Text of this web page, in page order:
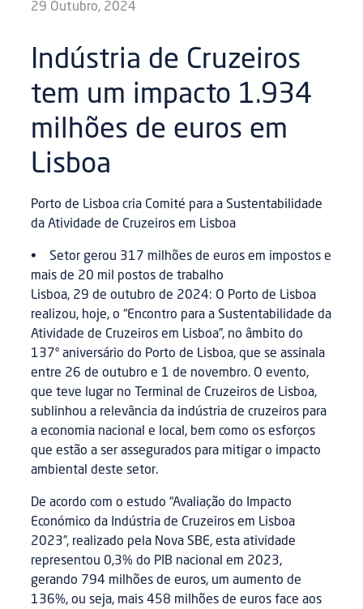
29 Outubro, 2024
Indústria de Cruzeiros
tem um impacto 1.934
milhões de euros em
Lisboa
Porto de Lisboa cria Comité para a Sustentabilidade
da Atividade de Cruzeiros em Lisboa
• Setor gerou 317 milhões de euros em impostos e
mais de 20 mil postos de trabalho
Lisboa, 29 de outubro de 2024: O Porto de Lisboa
realizou, hoje, o “Encontro para a Sustentabilidade da
Atividade de Cruzeiros em Lisboa”, no âmbito do
137º aniversário do Porto de Lisboa, que se assinala
entre 26 de outubro e 1 de novembro. O evento,
que teve lugar no Terminal de Cruzeiros de Lisboa,
sublinhou a relevância da indústria de cruzeiros para
a economia nacional e local, bem como os esforços
que estão a ser assegurados para mitigar o impacto
ambiental deste setor.
De acordo com o estudo “Avaliação do Impacto
Económico da Indústria de Cruzeiros em Lisboa
2023”, realizado pela Nova SBE, esta atividade
representou 0,3% do PIB nacional em 2023,
gerando 794 milhões de euros, um aumento de
136%, ou seja, mais 458 milhões de euros face aos